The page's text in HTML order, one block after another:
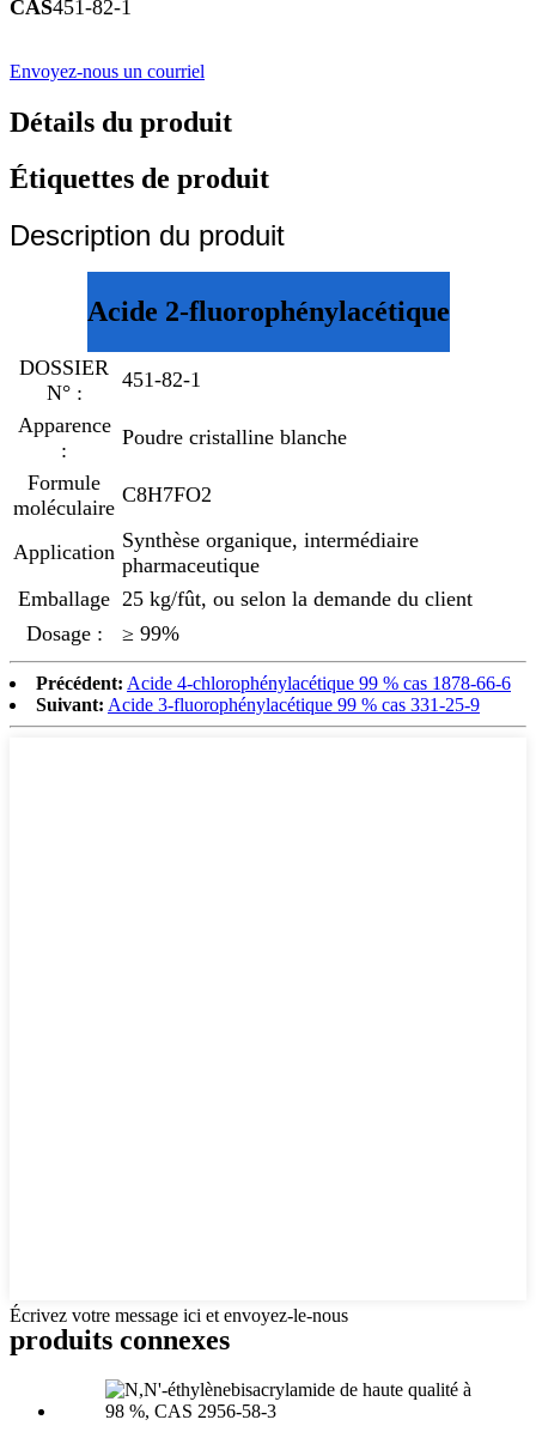
CAS451-82-1
Envoyez-nous un courriel
Détails du produit
Étiquettes de produit
Description du produit
Acide 2-fluorophénylacétique
DOSSIER
N° :
451-82-1
Apparence
:
Poudre cristalline blanche
Formule
moléculaire
C8H7FO2
Application Synthèse organique, intermédiaire
pharmaceutique
Emballage 25 kg/fût, ou selon la demande du client
Dosage :
≥ 99%
Précédent: Acide 4-chlorophénylacétique 99 % cas 1878-66-6
Suivant: Acide 3-fluorophénylacétique 99 % cas 331-25-9
Écrivez votre message ici et envoyez-le-nous
produits connexes